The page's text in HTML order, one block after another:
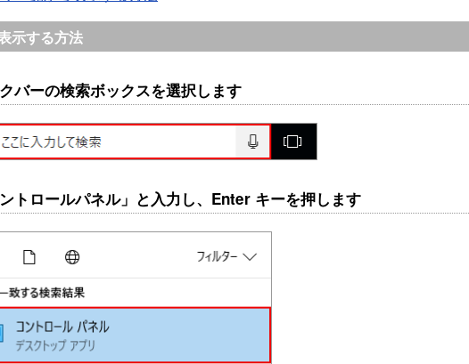
示する方法
バーの検索ボックスを選択します
トロールパネル」と入力し、Enter キーを押します